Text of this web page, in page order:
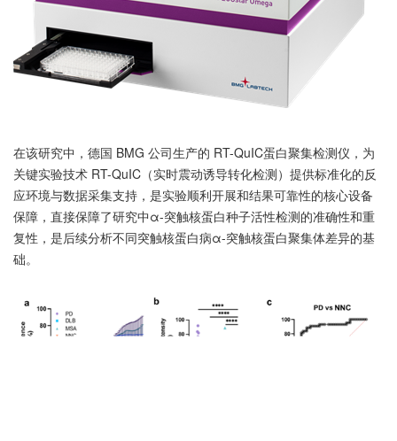
在该研究中，德国 BMG 公司生产的 RT-QuIC蛋白聚集检测仪，为
关键实验技术 RT-QuIC（实时震动诱导转化检测）提供标准化的反
应环境与数据采集支持，是实验顺利开展和结果可靠性的核心设备
保障，直接保障了研究中α-突触核蛋白种子活性检测的准确性和重
复性，是后续分析不同突触核蛋白病α-突触核蛋白聚集体差异的基
础。